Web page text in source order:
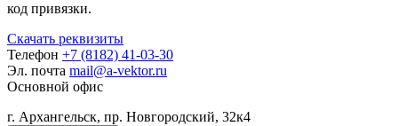
код привязки.
Скачать реквизиты
Телефон +7 (8182) 41-03-30
Эл. почта mail@a-vektor.ru
Основной офис
г. Архангельск, пр. Новгородский, 32к4